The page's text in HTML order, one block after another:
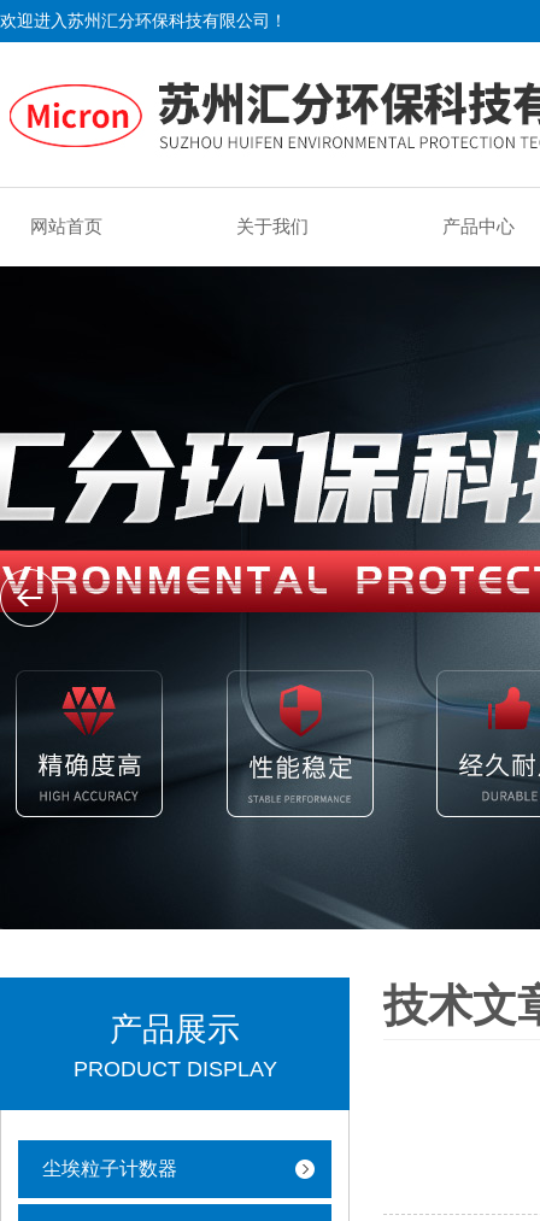
欢迎进入苏州汇分环保科技有限公司！
网站首页 关于我们 产品中心
产品展示
PRODUCT DISPLAY
尘埃粒子计数器
技术文